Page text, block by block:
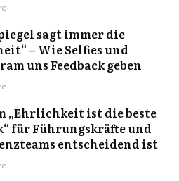
sagt immer die
– Wie Selfies und
uns Feedback geben
„Ehrlichkeit ist die beste
für Führungskräfte und
entscheidend ist